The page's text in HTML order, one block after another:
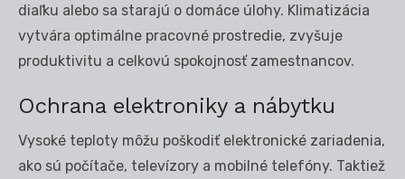
diaľku alebo sa starajú o domáce úlohy. Klimatizácia
vytvára optimálne pracovné prostredie, zvyšuje
produktivitu a celkovú spokojnosť zamestnancov.
Ochrana elektroniky a nábytku
Vysoké teploty môžu poškodiť elektronické zariadenia,
ako sú počítače, televízory a mobilné telefóny. Taktiež